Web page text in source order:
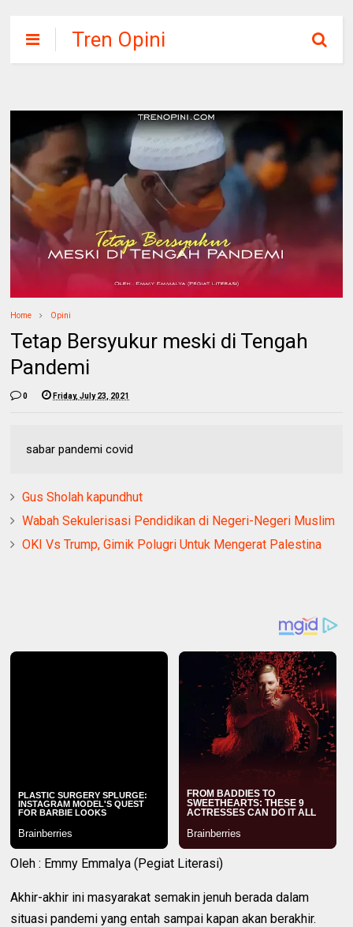
Tren Opini
Home Opini
Tetap Bersyukur meski di Tengah
Pandemi
0 Friday, July 23, 2021
sabar pandemi covid
Gus Sholah kapundhut
Wabah Sekulerisasi Pendidikan di Negeri-Negeri Muslim
OKI Vs Trump, Gimik Polugri Untuk Mengerat Palestina
Oleh : Emmy Emmalya (Pegiat Literasi)
Akhir-akhir ini masyarakat semakin jenuh berada dalam
situasi pandemi yang entah sampai kapan akan berakhir.